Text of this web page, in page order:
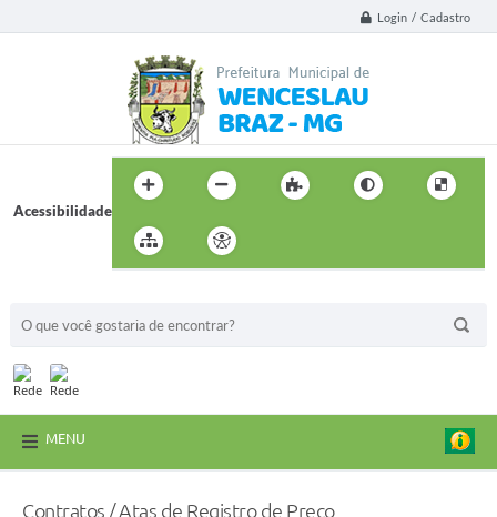
Login / Cadastro
Acessibilidade
MENU
Contratos / Atas de Registro de Preço